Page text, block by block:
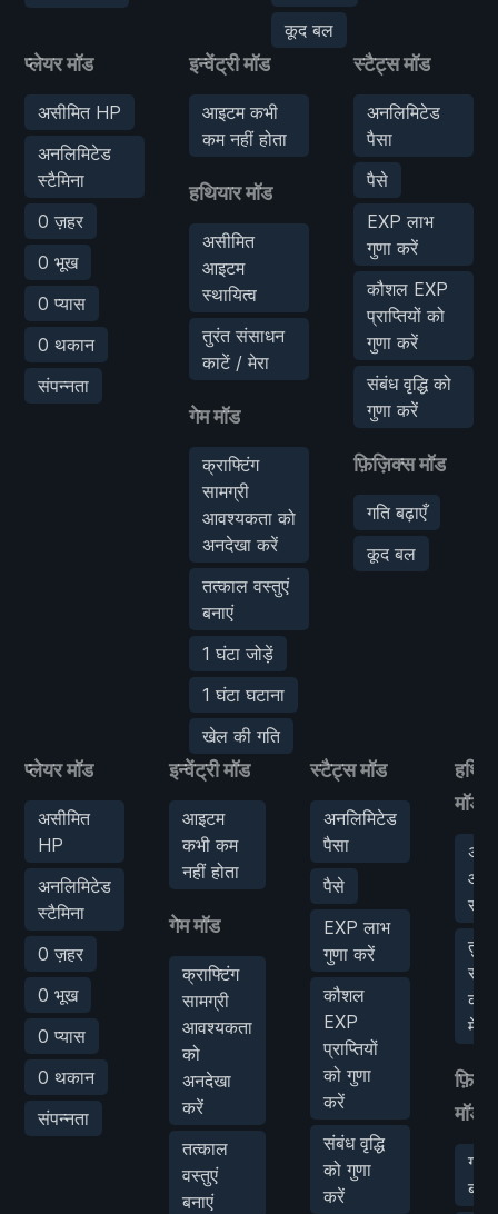
कूद बल
प्लेयर मॉड
असीमित HP
अनलिमिटेड
स्टैमिना
0 ज़हर
0 भूख
0 प्यास
0 थकान
संपन्नता
इन्वेंट्री मॉड
आइटम कभी
कम नहीं होता
हथियार मॉड
असीमित
आइटम
स्थायित्व
तुरंत संसाधन
काटें / मेरा
गेम मॉड
क्राफ्टिंग
सामग्री
आवश्यकता को
अनदेखा करें
तत्काल वस्तुएं
बनाएं
1 घंटा जोड़ें
1 घंटा घटाना
खेल की गति
स्टैट्स मॉड
अनलिमिटेड
पैसा
पैसे
EXP लाभ
गुणा करें
कौशल EXP
प्राप्तियों को
गुणा करें
संबंध वृद्धि को
गुणा करें
फ़िज़िक्स मॉड
गति बढ़ाएँ
कूद बल
प्लेयर मॉड
असीमित
HP
अनलिमिटेड
स्टैमिना
0 ज़हर
0 भूख
0 प्यास
0 थकान
संपन्नता
इन्वेंट्री मॉड
आइटम
कभी कम
नहीं होता
गेम मॉड
क्राफ्टिंग
सामग्री
आवश्यकता
को
अनदेखा
करें
तत्काल
वस्तुएं
बनाएं
स्टैट्स मॉड
अनलिमिटेड
पैसा
पैसे
EXP लाभ
गुणा करें
कौशल
EXP
प्राप्तियों
को गुणा
करें
संबंध वृद्धि
को गुणा
करें
मॉड
तुरंत
मेरा
मॉड
गति
बढ़ाएँ